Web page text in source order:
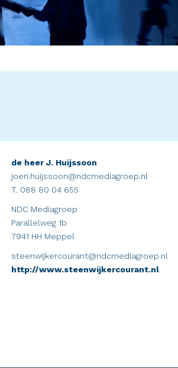
de heer J. Huijssoon
joeri.huijssoon@ndcmediagroep.nl
T. 088 80 04 655
NDC Mediagroep
Parallelweg 1b
7941 HH Meppel
steenwijkercourant@ndcmediagroep.nl
http://www.steenwijkercourant.nl